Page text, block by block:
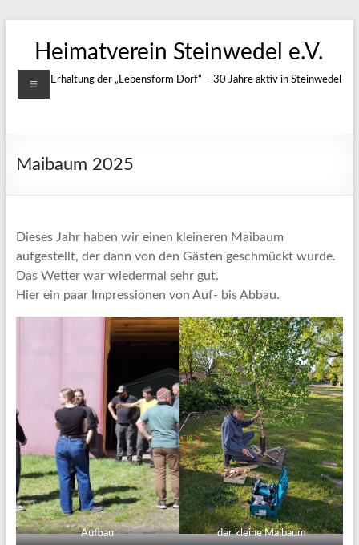
Inhalt
springenHeimatverein Steinwedel e.V.
Für die Erhaltung der „Lebensform Dorf“ – 30 Jahre aktiv in Steinwedel
Menü
Maibaum 2025
Dieses Jahr haben wir einen kleineren Maibaum
aufgestellt, der dann von den Gästen geschmückt wurde.
Das Wetter war wiedermal sehr gut.
Hier ein paar Impressionen von Auf- bis Abbau.
Aufbau der kleine Maibaum